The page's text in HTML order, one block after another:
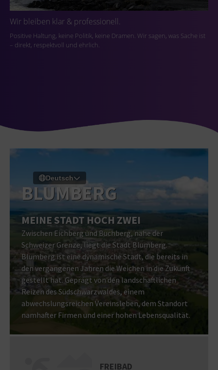
Wir bleiben klar & professionell.
Positive Haltung, keine Politik, keine Dramen. Wir sagen, was Sache ist
– direkt, respektvoll und ehrlich.